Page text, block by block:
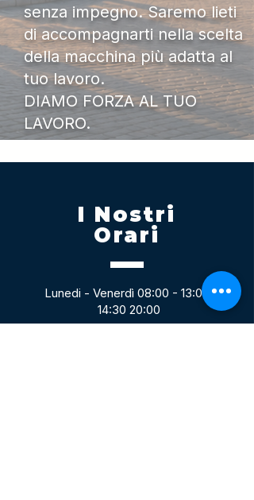
senza impegno. Saremo lieti
di accompagnarti nella scelta
della macchina più adatta al
tuo lavoro.
DIAMO FORZA AL TUO
LAVORO.
I Nostri
Orari
Lunedi - Venerdì 08:00 - 13:00
14:30 20:00
Sabato 08:00 - 14:00